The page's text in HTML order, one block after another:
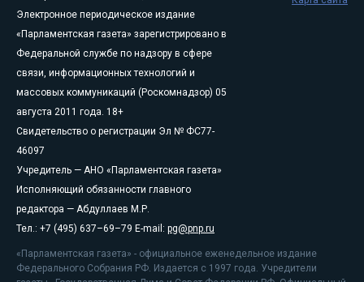
Электронное периодическое издание
«Парламентская газета» зарегистрировано в
Федеральной службе по надзору в сфере
связи, информационных технологий и
массовых коммуникаций (Роскомнадзор) 05
августа 2011 года. 18+
Свидетельство о регистрации Эл № ФС77-
46097
Учредитель — АНО «Парламентская газета»
Исполняющий обязанности главного
редактора — Абдуллаев М.Р.
Тел.: +7 (495) 637–69–79 E-mail: pg@pnp.ru
«Парламентская газета» - официальное еженедельное издание
Федерального Собрания РФ. Издается с 1997 года. Учредители